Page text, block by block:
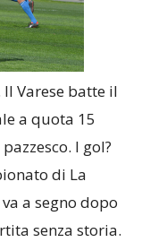
Varese batte il
a quota 15
I gol?
di La
a segno dopo
senza storia.